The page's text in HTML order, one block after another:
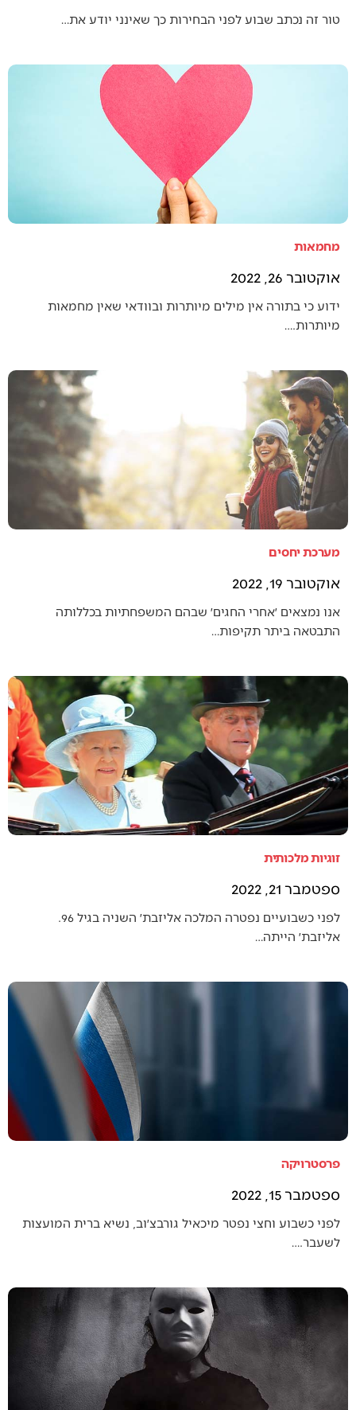
טור זה נכתב שבוע לפני הבחירות כך שאינני יודע את…
מחמאות
אוקטובר 26, 2022
ידוע כי בתורה אין מילים מיותרות ובוודאי שאין מחמאות
מיותרות.…
מערכת יחסים
אוקטובר 19, 2022
אנו נמצאים ׳אחרי החגים׳ שבהם המשפחתיות בכללותה
התבטאה ביתר תקיפות…
זוגיות מלכותית
ספטמבר 21, 2022
לפני כשבועיים נפטרה המלכה אליזבת׳ השניה בגיל 96.
אליזבת׳ הייתה…
פרסטרויקה
ספטמבר 15, 2022
לפני כשבוע וחצי נפטר מיכאיל גורבצ׳וב, נשיא ברית המועצות
לשעבר.…